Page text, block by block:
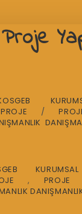
Proje
PROJE
/
,
KURUMSAL
PROJE